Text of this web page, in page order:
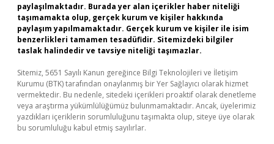
paylaşılmaktadır. Burada yer alan içerikler haber niteliği
taşımamakta olup, gerçek kurum ve kişiler hakkında
paylaşım yapılmamaktadır. Gerçek kurum ve kişiler ile isim
benzerlikleri tamamen tesadüfidir. Sitemizdeki bilgiler
taslak halindedir ve tavsiye niteliği taşımazlar.
Sitemiz, 5651 Sayılı Kanun gereğince Bilgi Teknolojileri ve İletişim
Kurumu (BTK) tarafından onaylanmış bir Yer Sağlayıcı olarak hizmet
vermektedir. Bu nedenle, sitedeki içerikleri proaktif olarak denetleme
veya araştırma yükümlülüğümüz bulunmamaktadır. Ancak, üyelerimiz
yazdıkları içeriklerin sorumluluğunu taşımakta olup, siteye üye olarak
bu sorumluluğu kabul etmiş sayılırlar.